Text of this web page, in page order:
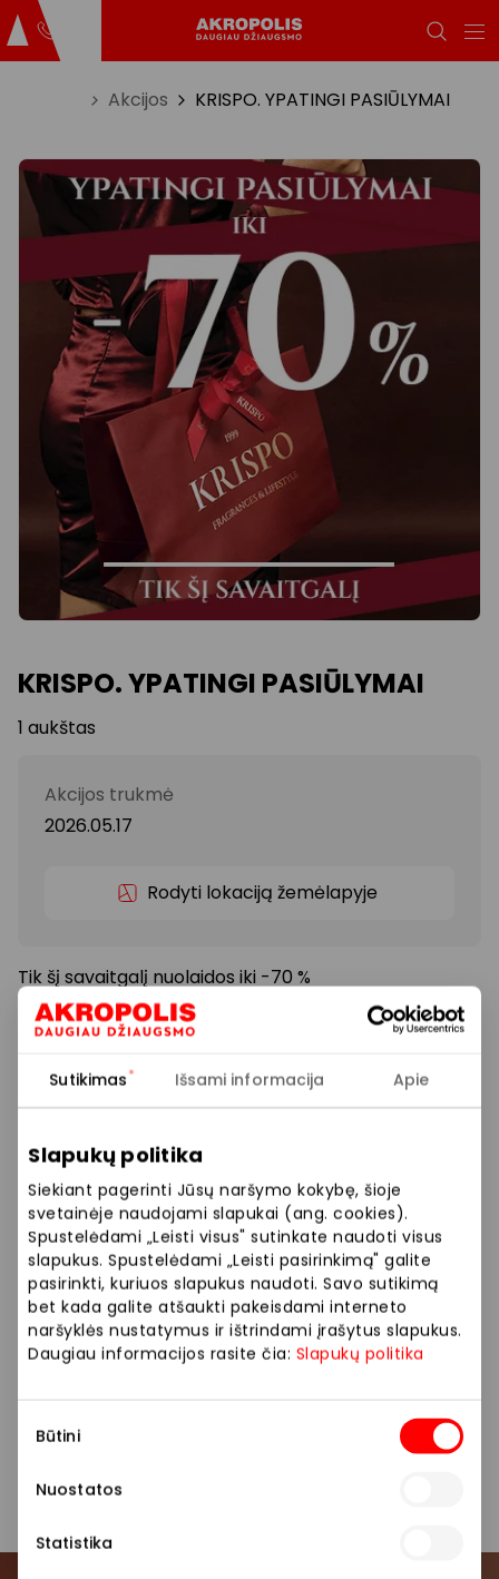
Sutikimas Išsami informacija Apie
Slapukų politika
Siekiant pagerinti Jūsų naršymo kokybę, šioje
svetainėje naudojami slapukai (ang. cookies).
Spustelėdami „Leisti visus" sutinkate naudoti visus
slapukus. Spustelėdami „Leisti pasirinkimą" galite
pasirinkti, kuriuos slapukus naudoti. Savo sutikimą
bet kada galite atšaukti pakeisdami interneto
naršyklės nustatymus ir ištrindami įrašytus slapukus.
Daugiau informacijos rasite čia: Slapukų politika
pasirinkimas
Būtini
Nuostatos
Statistika
Akcijos KRISPO. YPATINGI PASIŪLYMAI
KRISPO. YPATINGI PASIŪLYMAI
1 aukštas
Akcijos trukmė
2026.05.17
Rodyti lokaciją žemėlapyje
Tik šį savaitgalį nuolaidos iki -70 %
veikiančios parduotuvės ir paslaugų teikėjai
savarankiškai nustato taikomas nuolaidas, jų
Stengiamės kuo tiksliau pateikti aktualią
informaciją, tačiau, jei kyla neatitikimų tarp mūsų
tinklalapyje pateiktos informacijos ir faktinės
informacijos parduotuvėje ar paslaugų teikimo
vietoje, visada vadovaukitės tuo, kas nurodyta
konkrečioje parduotuvėje ar paslaugų teikimo
vietoje.
Visais klausimais, susijusiais su konkrečiomis
nuolaidomis bei vykstančiomis akcijomis,
prašome kreiptis tiesiogiai į atitinkamą